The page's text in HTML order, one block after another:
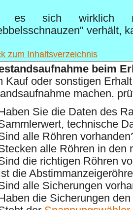
es sich wirklich
verhält,
zum Inhaltsverzeichnis
beim
Kauf oder sonstigen
machen.
Sie die Daten des
technische
alle Röhren
alle Röhren in den
die richtigen Röhren
die
alle Sicherungen
die Sicherungen